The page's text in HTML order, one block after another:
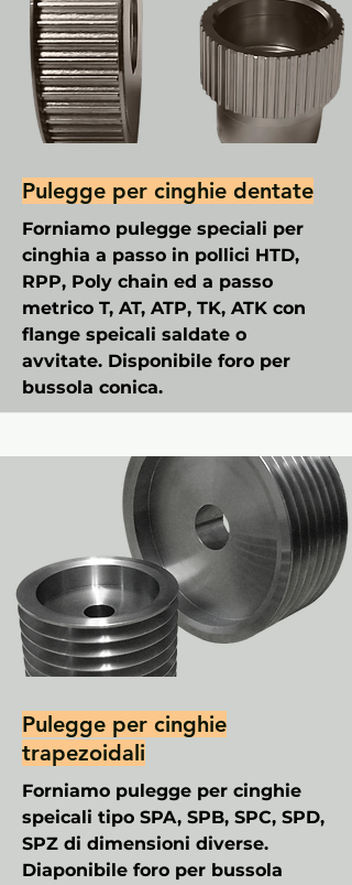
Pulegge per cinghie dentate
Forniamo pulegge speciali per
cinghia a passo in pollici HTD,
RPP, Poly chain ed a passo
metrico T, AT, ATP, TK, ATK con
flange speicali saldate o
avvitate. Disponibile foro per
bussola conica.
Pulegge per cinghie
trapezoidali
Forniamo pulegge per cinghie
speicali tipo SPA, SPB, SPC, SPD,
SPZ di dimensioni diverse.
Diaponibile foro per bussola